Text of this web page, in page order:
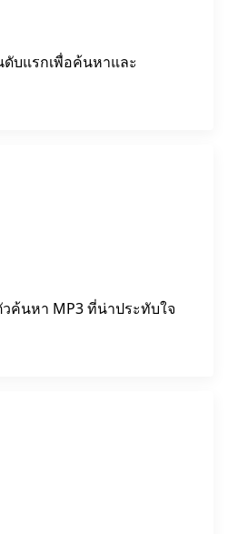
บแรกเพื่อค้นหาและ
ค้นหา MP3 ที่น่าประทับใจ